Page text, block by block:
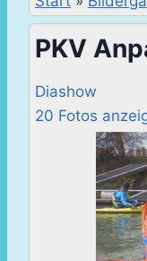
PKV
Diashow
20 Fotos